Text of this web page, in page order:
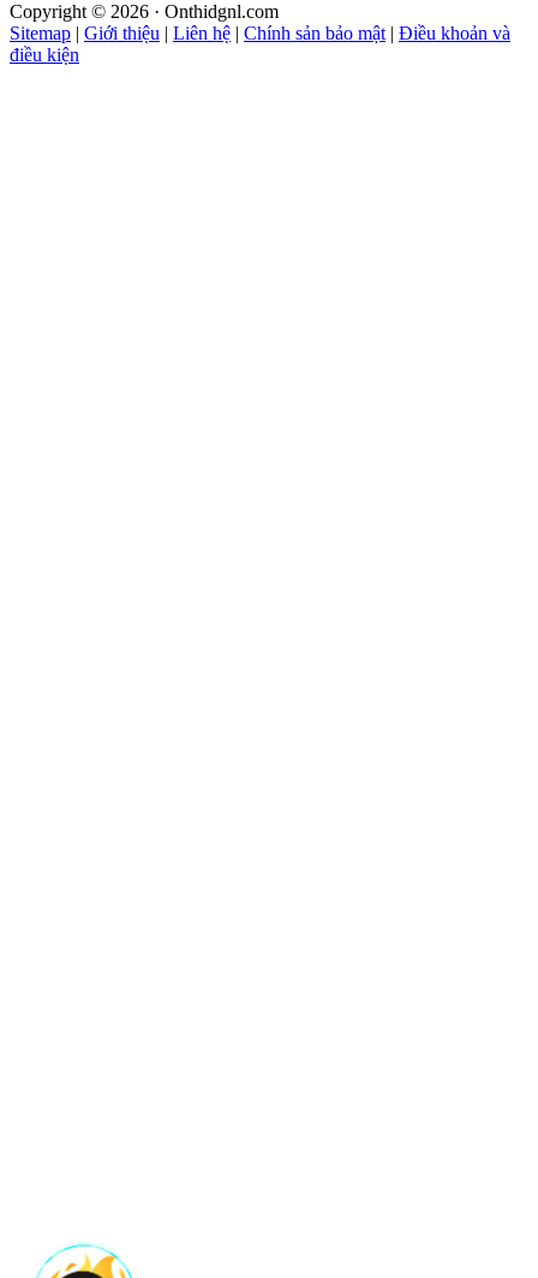
Copyright © 2026 · Onthidgnl.com
Sitemap | Giới thiệu | Liên hệ | Chính sản bảo mật | Điều khoản và
điều kiện